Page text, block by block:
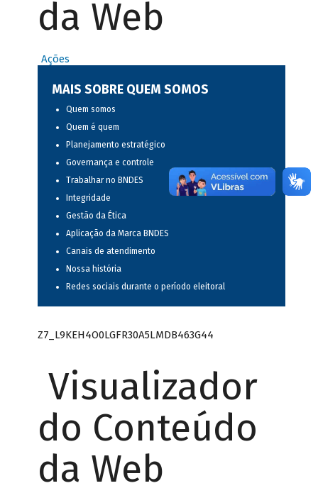
da Web
Ações
MAIS SOBRE QUEM SOMOS
Quem somos
Quem é quem
Planejamento estratégico
Governança e controle
Trabalhar no BNDES
Integridade
Gestão da Ética
Aplicação da Marca BNDES
Canais de atendimento
Nossa história
Redes sociais durante o período eleitoral
Z7_L9KEH4O0LGFR30A5LMDB463G44
Visualizador
do Conteúdo
da Web